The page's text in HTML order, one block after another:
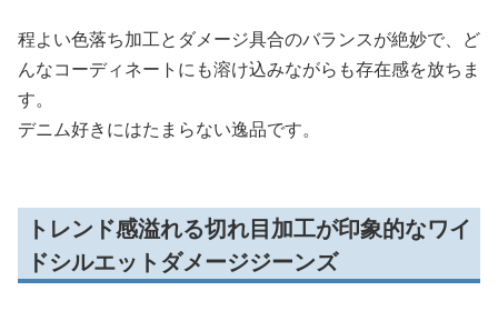
程よい色落ち加工とダメージ具合のバランスが絶妙で、ど
んなコーディネートにも溶け込みながらも存在感を放ちま
す。
デニム好きにはたまらない逸品です。
トレンド感溢れる切れ目加工が印象的なワイ
ドシルエットダメージジーンズ